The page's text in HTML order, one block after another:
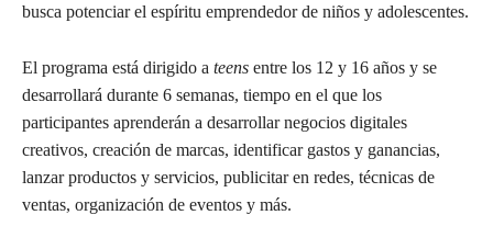
busca potenciar el espíritu emprendedor de niños y adolescentes.
El programa está dirigido a teens entre los 12 y 16 años y se
desarrollará durante 6 semanas, tiempo en el que los
participantes aprenderán a desarrollar negocios digitales
creativos, creación de marcas, identificar gastos y ganancias,
lanzar productos y servicios, publicitar en redes, técnicas de
ventas, organización de eventos y más.